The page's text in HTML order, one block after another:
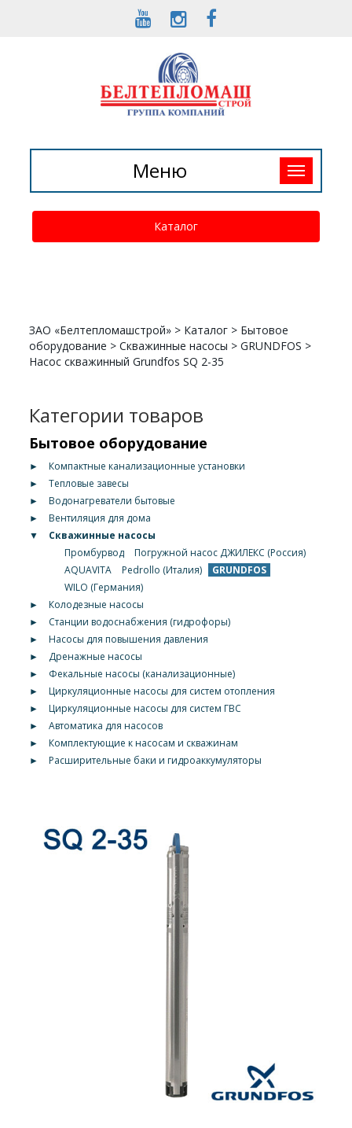
Toggle
navigation
Меню
Каталог
ЗАО «Белтепломашстрой» > Каталог > Бытовое
оборудование >Скважинные насосы >GRUNDFOS >
Насос скважинный Grundfos SQ 2-35
Категории товаров
Бытовое оборудование
►
Компактные канализационные установки
►
Тепловые завесы
►
Водонагреватели бытовые
►
Вентиляция для дома
▼
Скважинные насосы
Промбурвод
Погружной насос ДЖИЛЕКС (Россия)
AQUAVITA
Pedrollo (Италия)
GRUNDFOS
WILO (Германия)
►
Колодезные насосы
►
Станции водоснабжения (гидрофоры)
►
Насосы для повышения давления
►
Дренажные насосы
►
Фекальные насосы (канализационные)
►
Циркуляционные насосы для систем отопления
►
Циркуляционные насосы для систем ГВС
►
Автоматика для насосов
►
Комплектующие к насосам и скважинам
►
Расширительные баки и гидроаккумуляторы